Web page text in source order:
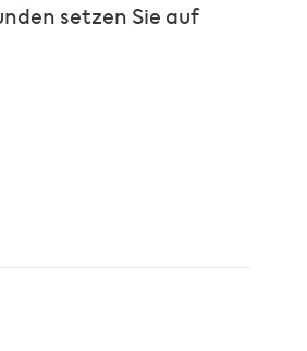
setzen Sie auf